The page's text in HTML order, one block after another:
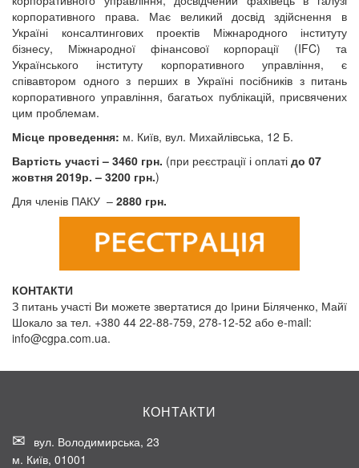
корпоративного права. Має великий досвід здійснення в
Україні консалтингових проектів Міжнародного інституту
бізнесу, Міжнародної фінансової корпорації (IFC) та
Українського інституту корпоративного управління, є
співавтором одного з перших в Україні посібників з питань
корпоративного управління, багатьох публікацій, присвячених
цим проблемам.
Місце проведення: м. Київ, вул. Михайлівська, 12 Б.
Вартість участі – 3460 грн. (при реєстрації і оплаті до 07
жовтня 2019р. – 3200 грн.)
Для членів ПАКУ – 2880 грн.
КОНТАКТИ
З питань участі Ви можете звертатися до Ірини Біляченко, Майї
Шокало за тел. +380 44 22-88-759, 278-12-52 або e-mail:
info@cgpa.com.ua.
КОНТАКТИ
вул. Володимирська, 23
м. Київ, 01001